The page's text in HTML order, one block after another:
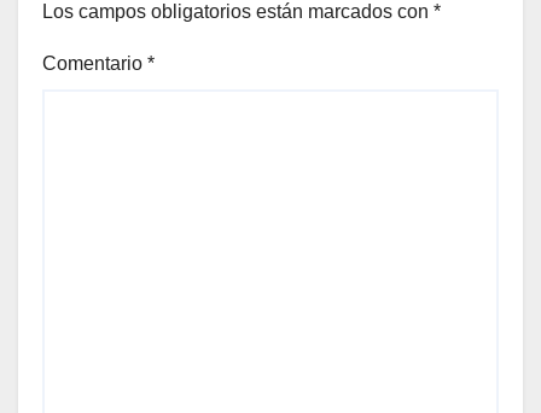
Los campos obligatorios están marcados con *
Comentario *